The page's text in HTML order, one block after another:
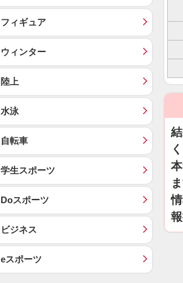
フィギュア
ウィンター
陸上
水泳
自転車
学生スポーツ
Doスポーツ
ビジネス
eスポーツ